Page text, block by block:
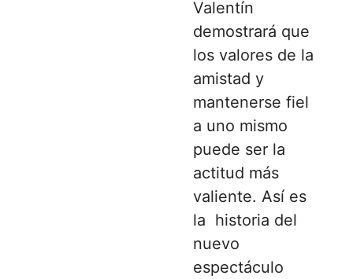
Valentín
demostrará que
los valores de la
amistad y
mantenerse fiel
a uno mismo
puede ser la
actitud más
valiente. Así es
la historia del
nuevo
espectáculo